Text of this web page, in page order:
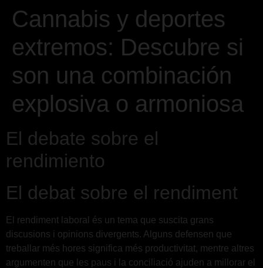
Cannabis y deportes
extremos: Descubre si
son una combinación
explosiva o armoniosa
El debate sobre el
rendimiento
El debat sobre el rendiment
El rendiment laboral és un tema que suscita grans
discusions i opinions divergents. Alguns defensen que
treballar més hores significa més productivitat, mentre altres
argumenten que les paus i la conciliació ajuden a millorar el